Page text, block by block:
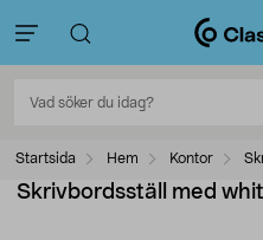
Startsida Hem Kontor
Skrivbordsställ med